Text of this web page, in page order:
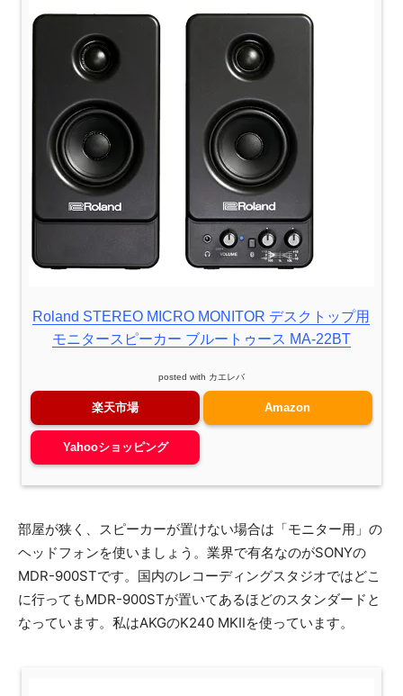
Roland STEREO MICRO MONITOR デスクトップ用
モニタースピーカー ブルートゥース MA-22BT
posted with カエレバ
楽天市場 Amazon
Yahooショッピング
部屋が狭く、スピーカーが置けない場合は「モニター用」の
ヘッドフォンを使いましょう。業界で有名なのがSONYの
MDR-900STです。国内のレコーディングスタジオではどこ
に行ってもMDR-900STが置いてあるほどのスタンダードと
なっています。私はAKGのK240 MKIIを使っています。